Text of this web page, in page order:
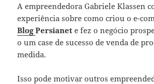
A empreendedora Gabriele Klassen
experiência sobre como criou o e-
BlogPersianet e fez o negócio
o um case de sucesso de venda de
medida.
Isso pode motivar outros